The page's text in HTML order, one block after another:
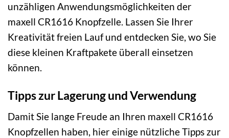
unzähligen Anwendungsmöglichkeiten der
maxell CR1616 Knopfzelle. Lassen Sie Ihrer
Kreativität freien Lauf und entdecken Sie, wo Sie
diese kleinen Kraftpakete überall einsetzen
können.
Tipps zur Lagerung und Verwendung
Damit Sie lange Freude an Ihren maxell CR1616
Knopfzellen haben, hier einige nützliche Tipps zur